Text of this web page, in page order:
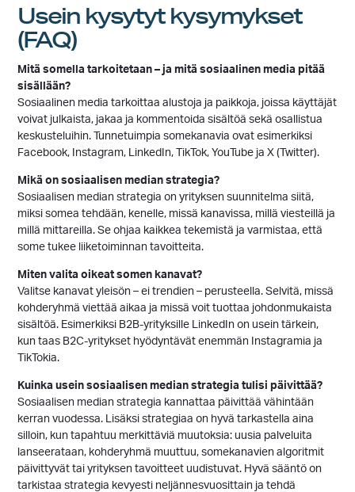
Usein kysytyt kysymykset
(FAQ)
Mitä somella tarkoitetaan – ja mitä sosiaalinen media pitää
sisällään?
Sosiaalinen media tarkoittaa alustoja ja paikkoja, joissa käyttäjät
voivat julkaista, jakaa ja kommentoida sisältöä sekä osallistua
keskusteluihin. Tunnetuimpia somekanavia ovat esimerkiksi
Facebook, Instagram, LinkedIn, TikTok, YouTube ja X (Twitter).
Mikä on sosiaalisen median strategia?
Sosiaalisen median strategia on yrityksen suunnitelma siitä,
miksi somea tehdään, kenelle, missä kanavissa, millä viesteillä ja
millä mittareilla. Se ohjaa kaikkea tekemistä ja varmistaa, että
some tukee liiketoiminnan tavoitteita.
Miten valita oikeat somen kanavat?
Valitse kanavat yleisön – ei trendien – perusteella. Selvitä, missä
kohderyhmä viettää aikaa ja missä voit tuottaa johdonmukaista
sisältöä. Esimerkiksi B2B-yrityksille LinkedIn on usein tärkein,
kun taas B2C-yritykset hyödyntävät enemmän Instagramia ja
TikTokia.
Kuinka usein sosiaalisen median strategia tulisi päivittää?
Sosiaalisen median strategia kannattaa päivittää vähintään
kerran vuodessa. Lisäksi strategiaa on hyvä tarkastella aina
silloin, kun tapahtuu merkittäviä muutoksia: uusia palveluita
lanseerataan, kohderyhmä muuttuu, somekanavien algoritmit
päivittyvät tai yrityksen tavoitteet uudistuvat. Hyvä sääntö on
tarkistaa strategia kevyesti neljännesvuosittain ja tehdä